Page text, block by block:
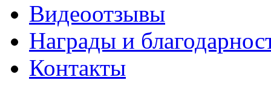
Видеоотзывы
Награды и
Контакты